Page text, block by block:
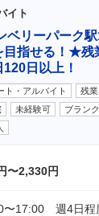
イト
ベリーパーク
目指せる！★
日以上！
ト・アルバイト
残
未経験可
ブラン
〜2,330円
〜17:00 週4日程